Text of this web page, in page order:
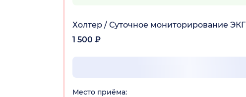
Холтер / Суточное мониторирование ЭКГ
1 500 ₽
Место приёма: